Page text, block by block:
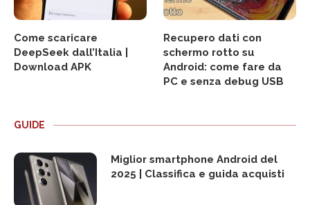
Come scaricare
DeepSeek dall’Italia |
Download APK
Recupero dati con
schermo rotto su
Android: come fare da
PC e senza debug USB
GUIDE
Miglior smartphone Android del
2025 | Classifica e guida acquisti